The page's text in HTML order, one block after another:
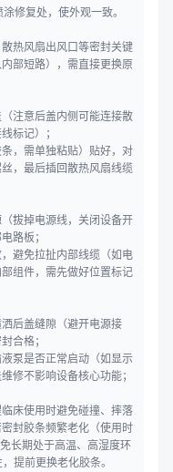
修复处，使外观一致。
热风扇出风口等密封关键
部短路），需直接更换原
注意后盖内侧可能连接散
标记）；
，需单独粘贴）贴好，对
，最后插回散热风扇线缆
拔掉电源线，关闭设备开
路板；
避免拉扯内部线缆（如电
组件，需先做好位置标记
后盖缝隙（避开电源接
合格；
泵是否正常启动（如显示
修不影响设备核心功能；
床使用时避免碰撞、摔落
封胶条频繁老化（使用时
长期处于高温、高湿度环
提前更换老化胶条。